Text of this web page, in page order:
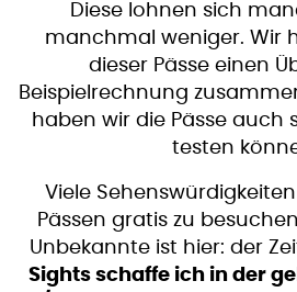
Diese lohnen sich
manchmal weniger. Wir
dieser Pässe einen
Beispielrechnung
haben wir die Pässe auch
testen
Viele
Pässen gratis zu
Unbekannte ist hier: der
Sights schaffe ich in der